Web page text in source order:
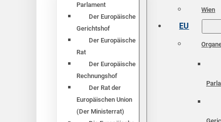
Parlament
Der Europäische
Gerichtshof
Der Europäische
Rat
Der Europäische
Rechnungshof
Der Rat der
Europäischen Union
(Der Ministerrat)
Wien
EU